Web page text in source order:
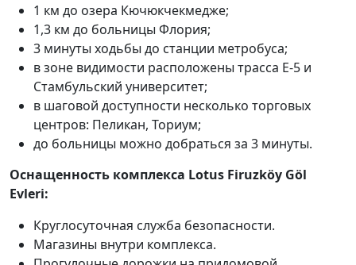
1 км до озера Кючюкчекмедже;
1,3 км до больницы Флория;
3 минуты ходьбы до станции метробуса;
в зоне видимости расположены трасса Е-5 и
Стамбульский университет;
в шаговой доступности несколько торговых
центров: Пеликан, Ториум;
до больницы можно добраться за 3 минуты.
Оснащенность комплекса Lotus Firuzköy Göl
Evleri:
Круглосуточная служба безопасности.
Магазины внутри комплекса.